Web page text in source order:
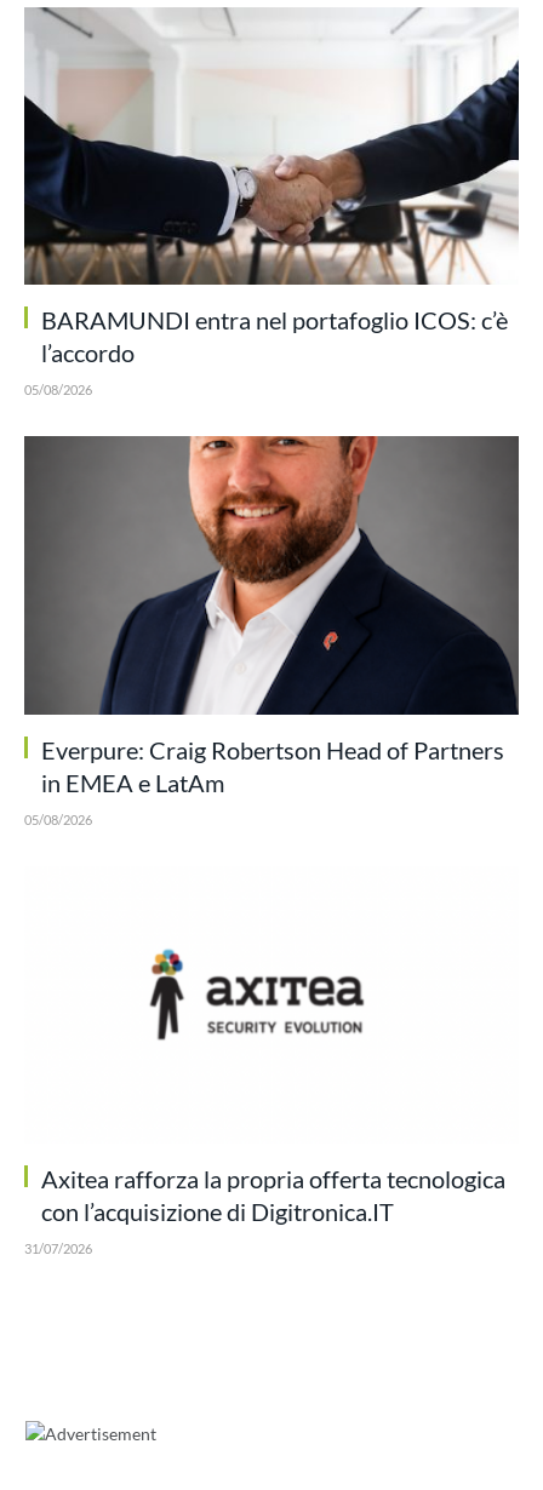
BARAMUNDI entra nel portafoglio ICOS: c’è
l’accordo
05/08/2026
Everpure: Craig Robertson Head of Partners
in EMEA e LatAm
05/08/2026
Axitea rafforza la propria offerta tecnologica
con l’acquisizione di Digitronica.IT
31/07/2026